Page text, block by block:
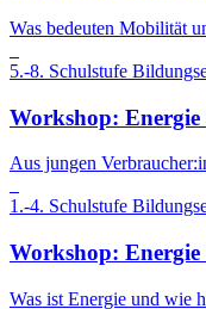
Was bedeuten Mobilität
5.-8. Schulstufe
Workshop: Energie
Aus jungen
1.-4. Schulstufe
Workshop: Energie
Was ist Energie und wie